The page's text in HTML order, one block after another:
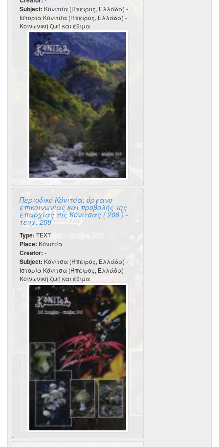
Subject: Κόνιτσα (Ήπειρος, Ελλάδα) -
Ιστορία Κόνιτσα (Ήπειρος, Ελλάδα) -
Κοινωνική ζωή και έθιμα
Περιοδικό Κόνιτσα: όργανο
επικοινωνίας και προβολής της
επαρχίας της Κόνιτσας ( 208 ) -
τευχ. 208
Type: TEXT
Place: Κόνιτσα
Creator: -
Subject: Κόνιτσα (Ήπειρος, Ελλάδα) -
Ιστορία Κόνιτσα (Ήπειρος, Ελλάδα) -
Κοινωνική ζωή και έθιμα